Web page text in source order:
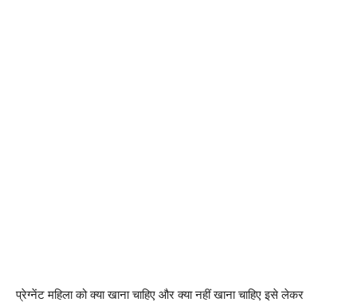
प्रेग्नेंट महिला को क्या खाना चाहिए और क्या नहीं खाना चाहिए इसे लेकर